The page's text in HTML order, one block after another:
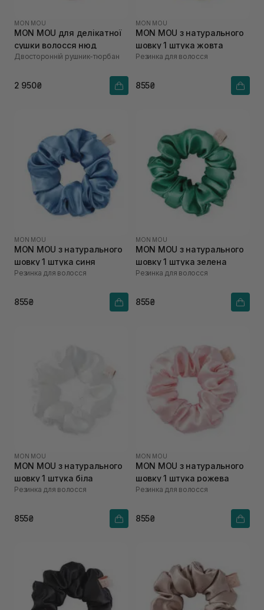
MON MOU
MON MOU для делікатної
сушки волосся нюд
Двосторонній рушник-тюрбан
2 950₴
MON MOU
MON MOU з натурального
шовку 1 штука жовта
Резинка для волосся
855₴
MON MOU
MON MOU з натурального
шовку 1 штука синя
Резинка для волосся
855₴
MON MOU
MON MOU з натурального
шовку 1 штука зелена
Резинка для волосся
855₴
MON MOU
MON MOU з натурального
шовку 1 штука біла
Резинка для волосся
855₴
MON MOU
MON MOU з натурального
шовку 1 штука рожева
Резинка для волосся
855₴